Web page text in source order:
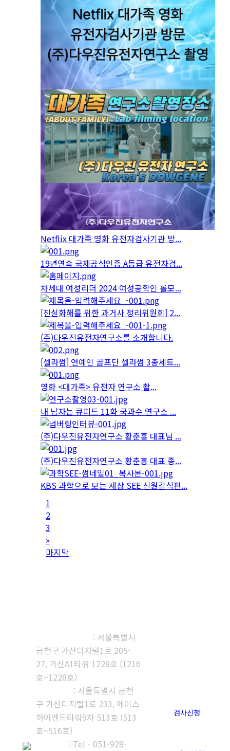
Netflix 대가족 영화 유전자검사기관 방...
19년연속 국제공식인증 A등급 유전자검...
차세대 여성리더 2024 여성공학인 롤모...
[진실화해를 위한 과거사 정리위원회] 2...
(주)다우진유전자연구소를 소개합니다.
[셀라썸] 연예인 골프단 셀라썸 3종세트...
영화 <대가족> 유전자 연구소 촬...
내 남자는 큐피드 11화 국과수 연구소 ...
(주)다우진유전자연구소 황춘홍 대표님 ...
(주)다우진유전자연구소 황춘홍 대표 종...
KBS 과학으로 보는 세상 SEE 신원감식편...
1
2
3
»
마지막
: 서울특별시
금천구 가산디지털1로 205-
27, 가산A1타워 1228호 (1216
호~1228호)
: 서울특별시 금천
구 가산디지털1로 233, 에이스
하이엔드타워9차 513호 (513
호~516호)
: Telㆍ051-928-
검사신청